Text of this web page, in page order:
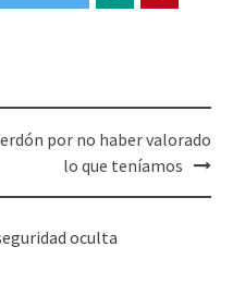
por no haber valorado
lo que teníamos
oculta